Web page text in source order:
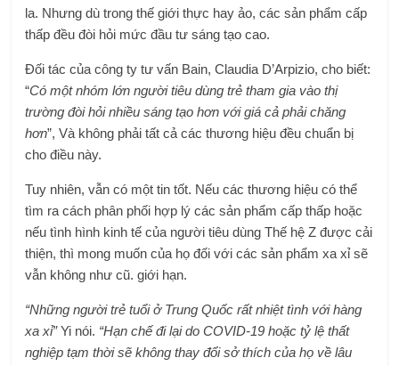
la. Nhưng dù trong thế giới thực hay ảo, các sản phẩm cấp
thấp đều đòi hỏi mức đầu tư sáng tạo cao.
Đối tác của công ty tư vấn Bain, Claudia D’Arpizio, cho biết:
“Có một nhóm lớn người tiêu dùng trẻ tham gia vào thị
trường đòi hỏi nhiều sáng tạo hơn với giá cả phải chăng
hơn”, Và không phải tất cả các thương hiệu đều chuẩn bị
cho điều này.
Tuy nhiên, vẫn có một tin tốt. Nếu các thương hiệu có thể
tìm ra cách phân phối hợp lý các sản phẩm cấp thấp hoặc
nếu tình hình kinh tế của người tiêu dùng Thế hệ Z được cải
thiện, thì mong muốn của họ đối với các sản phẩm xa xỉ sẽ
vẫn không như cũ. giới hạn.
“Những người trẻ tuổi ở Trung Quốc rất nhiệt tình với hàng
xa xỉ”Yi nói. “Hạn chế đi lại do COVID-19 hoặc tỷ lệ thất
nghiệp tạm thời sẽ không thay đổi sở thích của họ về lâu